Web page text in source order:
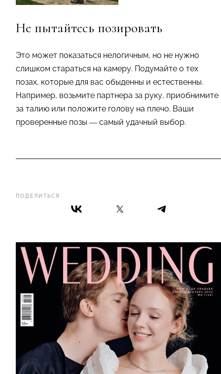
ПОДЕЛИТЬСЯ
Не пытайтесь позировать
Это может показаться нелогичным, но не нужно
слишком стараться на камеру. Подумайте о тех
позах, которые для вас обыденны и естественны.
Например, возьмите партнера за руку, приобнимите
за талию или положите голову на плечо. Ваши
проверенные позы — самый удачный выбор.